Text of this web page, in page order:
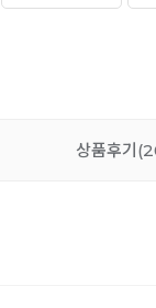
상품후기